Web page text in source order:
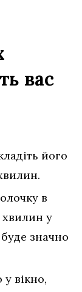
вас
його
в
хвилин у
значно
вікно,